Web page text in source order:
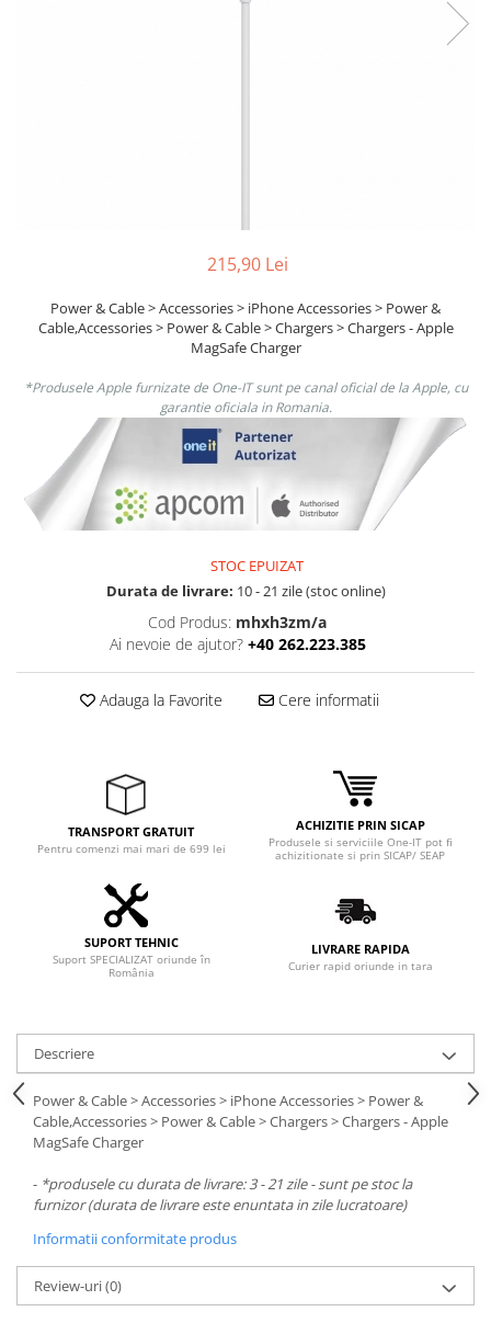
215,90 Lei
Power & Cable > Accessories > iPhone Accessories > Power &
Cable,Accessories > Power & Cable > Chargers > Chargers - Apple
MagSafe Charger
*Produsele Apple furnizate de One-IT sunt pe canal oficial de la Apple, cu
garantie oficiala in Romania.
STOC EPUIZAT
Durata de livrare: 10 - 21 zile (stoc online)
Cod Produs: mhxh3zm/a
Ai nevoie de ajutor? +40 262.223.385
Adauga la Favorite Cere informatii
TRANSPORT GRATUIT
Pentru comenzi mai mari de 699 lei
ACHIZITIE PRIN SICAP
Produsele si serviciile One-IT pot fi
achizitionate si prin SICAP/ SEAP
SUPORT TEHNIC
Suport SPECIALIZAT oriunde în
România
LIVRARE RAPIDA
Curier rapid oriunde in tara
Descriere
Power & Cable > Accessories > iPhone Accessories > Power &
Cable,Accessories > Power & Cable > Chargers > Chargers - Apple
MagSafe Charger
- *produsele cu durata de livrare: 3 - 21 zile - sunt pe stoc la
furnizor (durata de livrare este enuntata in zile lucratoare)
Informatii conformitate produs
Review-uri(0)